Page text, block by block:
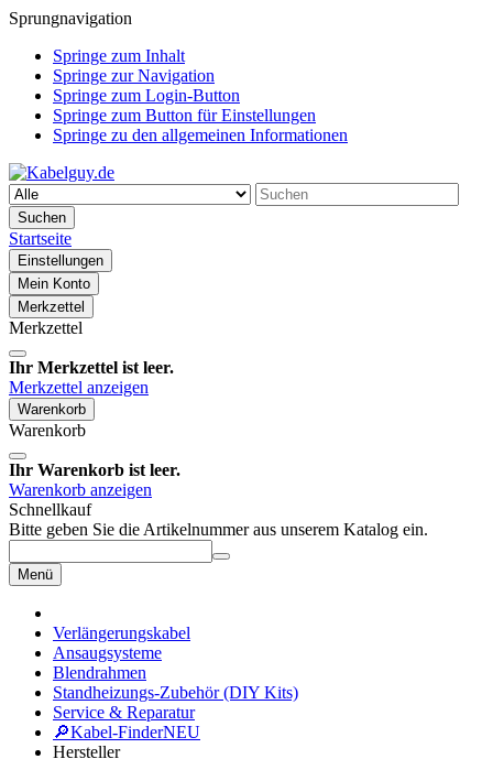
Sprungnavigation
Springe zum Inhalt
Springe zur Navigation
Springe zum Login-Button
Springe zum Button für Einstellungen
Springe zu den allgemeinen Informationen
Suchen
Startseite
Einstellungen
Mein Konto
Merkzettel
Merkzettel
Ihr Merkzettel ist leer.
Merkzettel anzeigen
Warenkorb
Warenkorb
Ihr Warenkorb ist leer.
Warenkorb anzeigen
Schnellkauf
Bitte geben Sie die Artikelnummer aus unserem Katalog ein.
Menü
Verlängerungskabel
Ansaugsysteme
Blendrahmen
Standheizungs-Zubehör (DIY Kits)
Service & Reparatur
🔎Kabel-FinderNEU
Hersteller